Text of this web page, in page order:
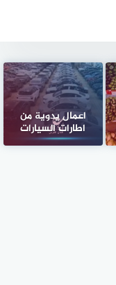
اعمال يدوية من
اطارات السيارات